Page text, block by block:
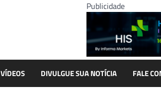
Publicidade
VÍDEOS DIVULGUE SUA NOTÍCIA FALE